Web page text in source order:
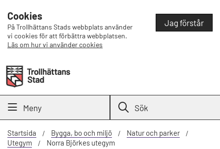
Cookies
På Trollhättans Stads webbplats använder
vi cookies för att förbättra webbplatsen.
Läs om hur vi använder cookies
Jag förstår
Meny Sök
Startsida Bygga, bo och miljö
Natur och parker
Utegym
Norra Björkes utegym